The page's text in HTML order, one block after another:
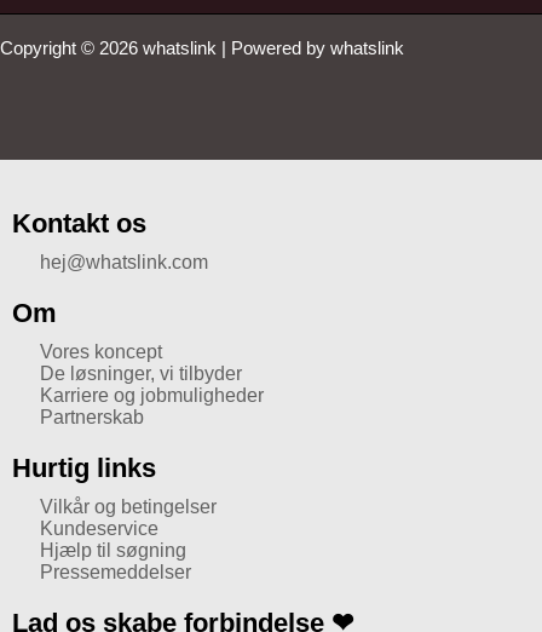
Copyright © 2026 whatslink | Powered by whatslink
Kontakt os
hej@whatslink.com
Om
Vores koncept
De løsninger, vi tilbyder
Karriere og jobmuligheder
Partnerskab
Hurtig links
Vilkår og betingelser
Kundeservice
Hjælp til søgning
Pressemeddelser
Lad os skabe forbindelse ❤